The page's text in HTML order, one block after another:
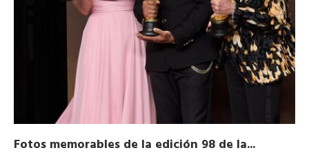
Fotos memorables de la edición 98 de la...